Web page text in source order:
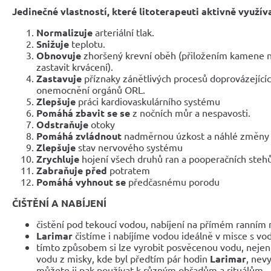
Jedinečné vlastností, které litoterapeuti aktivně
Normalizuje arteriální tlak.
Snižuje teplotu.
Obnovuje zhoršený krevní oběh (přiložením kamene
zastavit krvácení).
Zastavuje příznaky zánětlivých procesů
onemocnění orgánů ORL.
Zlepšuje práci kardiovaskulárního systému
Pomáhá zbavit se se z nočních můr a nespavosti.
Odstraňuje otoky
Pomáhá zvládnout nadměrnou úzkost a náhlé změny
Zlepšuje stav nervového systému
Zrychluje hojení všech druhů ran a pooperačních
Zabraňuje před potratem
Pomáhá vyhnout se předčasnému porodu
ČIŠTĚNÍ A NABÍJENÍ
čistění pod tekoucí vodou, nabíjení na přímém ranním
Larimar čistíme i nabíjíme vodou ideálně v misce s
tímto způsobem si lze vyrobit posvěcenou vodu,
vodu z misky, kde byl předtím pár hodin Larimar ,